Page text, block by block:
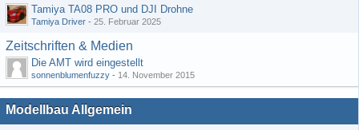
Tamiya TA08 PRO und DJI Drohne
Tamiya Driver - 25. Februar 2025
Zeitschriften & Medien
Die AMT wird eingestellt
sonnenblumenfuzzy - 14. November 2015
Modellbau Allgemein